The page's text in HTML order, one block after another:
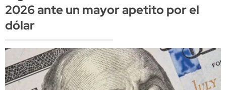
2026 ante un mayor apetito por el
dólar